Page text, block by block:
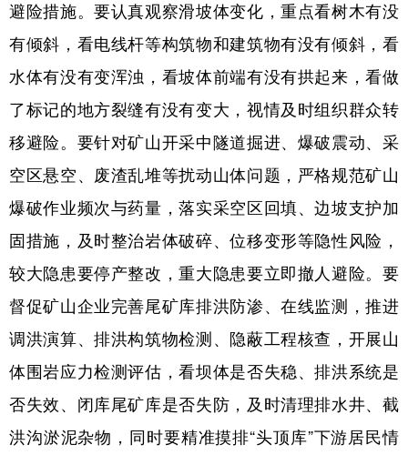
避险措施。要认真观察滑坡体变化，重点看树木有没
有倾斜，看电线杆等构筑物和建筑物有没有倾斜，看
水体有没有变浑浊，看坡体前端有没有拱起来，看做
了标记的地方裂缝有没有变大，视情及时组织群众转
移避险。要针对矿山开采中隧道掘进、爆破震动、采
空区悬空、废渣乱堆等扰动山体问题，严格规范矿山
爆破作业频次与药量，落实采空区回填、边坡支护加
固措施，及时整治岩体破碎、位移变形等隐性风险，
较大隐患要停产整改，重大隐患要立即撤人避险。要
督促矿山企业完善尾矿库排洪防渗、在线监测，推进
调洪演算、排洪构筑物检测、隐蔽工程核查，开展山
体围岩应力检测评估，看坝体是否失稳、排洪系统是
否失效、闭库尾矿库是否失防，及时清理排水井、截
洪沟淤泥杂物，同时要精准摸排“头顶库”下游居民情